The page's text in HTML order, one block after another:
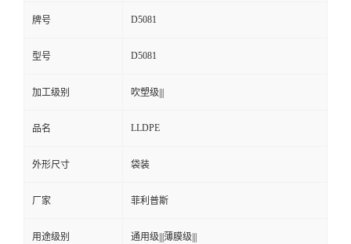
牌号 D5081
型号 D5081
加工级别 吹塑级|||
品名 LLDPE
外形尺寸 袋装
厂家 菲利普斯
用途级别 通用级|||薄膜级|||